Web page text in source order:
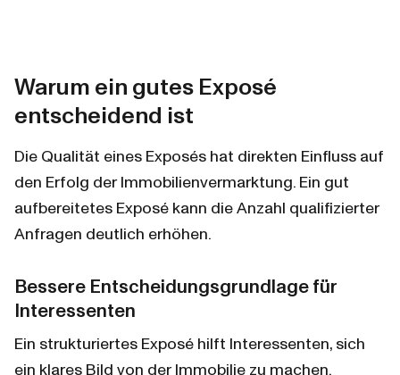
Warum ein gutes Exposé
entscheidend ist
Die Qualität eines Exposés hat direkten Einfluss auf
den Erfolg der Immobilienvermarktung. Ein gut
aufbereitetes Exposé kann die Anzahl qualifizierter
Anfragen deutlich erhöhen.
Bessere Entscheidungsgrundlage für
Interessenten
Ein strukturiertes Exposé hilft Interessenten, sich
ein klares Bild von der Immobilie zu machen.